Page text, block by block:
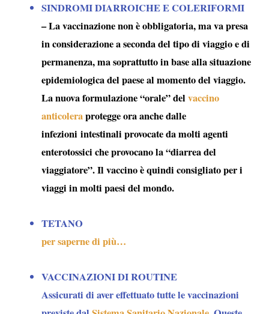
SINDROMI DIARROICHE E COLERIFORMI
– La vaccinazione non è obbligatoria, ma va presa
in considerazione a seconda del tipo di viaggio e di
permanenza, ma soprattutto in base alla situazione
epidemiologica del paese al momento del viaggio.
La nuova formulazione “orale” del vaccino
anticoleraprotegge ora anche dalle
infezioni intestinali provocate da molti agenti
enterotossici che provocano la “diarrea del
viaggiatore”. Il vaccino è quindi consigliato per i
viaggi in molti paesi del mondo.
TETANO
per saperne di più…
VACCINAZIONI DI ROUTINE
Assicurati di aver effettuato tutte le vaccinazioni